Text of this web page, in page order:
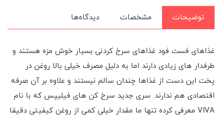
توضیحات مشخصات دیدگاه‌ها
غذاهای فست فود غذاهای سرخ کردنی بسیار خوش مزه هستند و
طرفدار های زیادی دارند اما به دلیل مصرف خیلی بالا روغن در
پخت این دست از غذاها چندان سالم نیستند و علاوه بر آن صرفه
اقتصادی هم ندارند. سری جدید سرخ کن های فیلیپس که با نام
VIVA معرفی کرده تنها ما مقدار خیلی کمی از روغن کیفیتی دقیقا